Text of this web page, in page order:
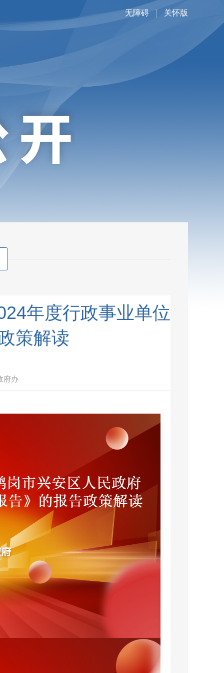
无障碍 关怀版
年度行政事业单位
策解读
府办